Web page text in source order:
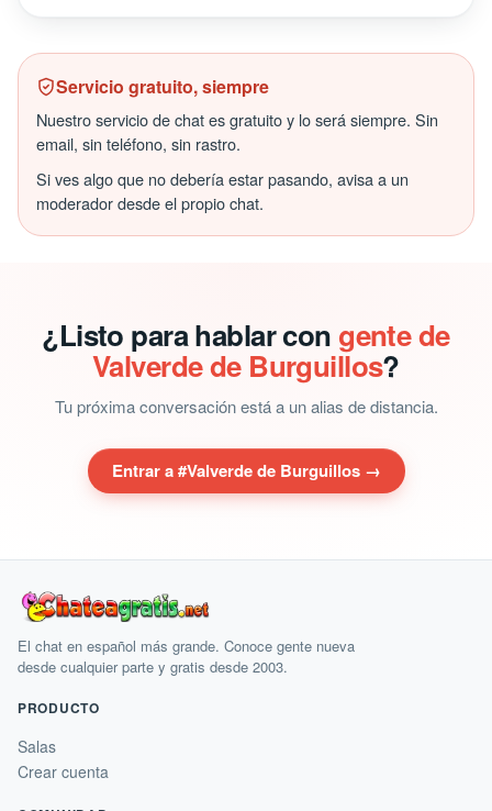
Servicio gratuito, siempre
Nuestro servicio de chat es gratuito y lo será siempre. Sin
email, sin teléfono, sin rastro.
Si ves algo que no debería estar pasando, avisa a un
moderador desde el propio chat.
¿Listo para hablar con gente de
Valverde de Burguillos?
Tu próxima conversación está a un alias de distancia.
Entrar a #Valverde de Burguillos →
El chat en español más grande. Conoce gente nueva
desde cualquier parte y gratis desde 2003.
PRODUCTO
Salas
Crear cuenta